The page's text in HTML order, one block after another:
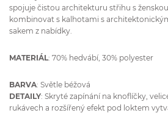
spojuje čistou architekturu střihu s
kombinovat s kalhotami s
sakem z nabídky.
MATERIÁL: 70% hedvábí, 30% polyester
BARVA: Světle béžová
DETAILY: Skryté zapínání na knoflíčky,
rukávech a rozšířený efekt pod loktem